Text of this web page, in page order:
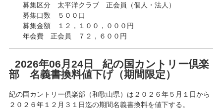
募集区分 太平洋クラブ 正会員（個人・法人）
募集口数 ５００口
募集金額 １２，１００，０００円
年会費 正会員 ７２，６００円
2026年06月24日 紀の国カントリー倶楽
部 名義書換料値下げ（期間限定）
紀の国カントリー倶楽部（和歌山県）は２０２６年５月１日から
２０２６年１２月３１日迄の期間名義書換料を値下する。